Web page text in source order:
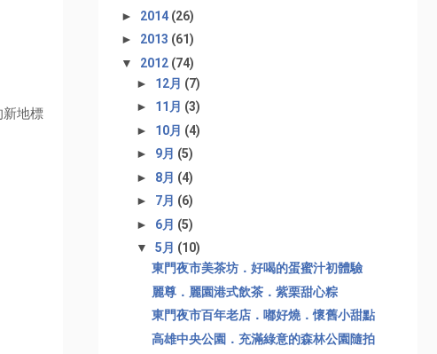
地標
► 2014 (26)
► 2013 (61)
▼ 2012 (74)
► 12月 (7)
► 11月 (3)
► 10月 (4)
► 9月 (5)
► 8月 (4)
► 7月 (6)
► 6月 (5)
▼ 5月 (10)
東門夜市美茶坊．好喝的蛋蜜汁初體驗
麗尊．麗園港式飲茶．紫栗甜心粽
東門夜市百年老店．嘟好燒．懷舊小甜點
高雄中央公園．充滿綠意的森林公園隨拍